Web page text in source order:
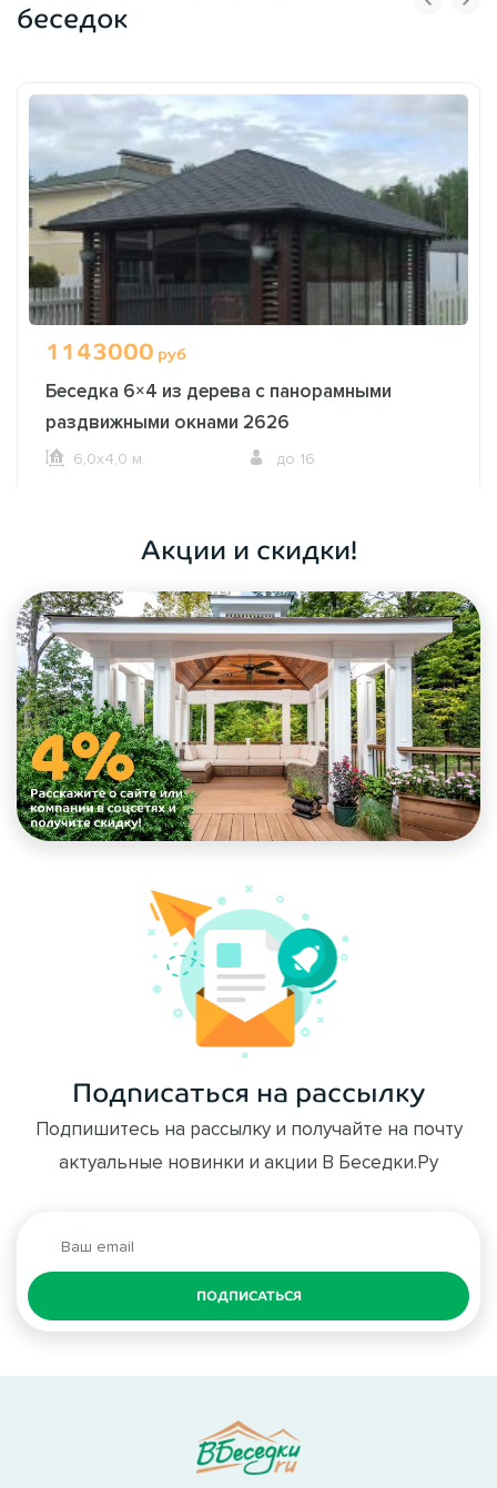
беседок
1143000 руб
Беседка 6×4 из дерева с панорамными
раздвижными окнами 2626
6,0х4,0 м. до 16
Акции и скидки!
Подписаться на рассылку
Подпишитесь на рассылку и получайте на почту
актуальные новинки и акции В Беседки.Ру
ПОДПИСАТЬСЯ